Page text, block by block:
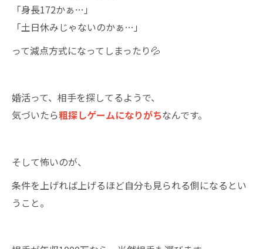
「身長172かぁ…」
「土日休みじゃないのかぁ…」
って減点方式になってしまったり💦
婚活って、相手を探してるようで、
気づいたら粗探しゲームになりがちなんです。
そして怖いのが、
条件を上げれば上げるほど自分も見られる側になるとい
うこと。